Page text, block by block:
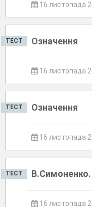
16 листопада
ТЕСТ Означення
16 листопада
ТЕСТ Означення
16 листопада
ТЕСТ
16 листопада